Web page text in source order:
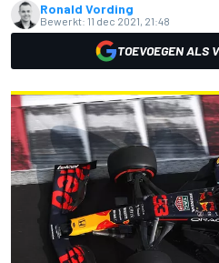
Ronald Vording
Bewerkt: 11 dec 2021, 21:48
TOEVOEGEN ALS